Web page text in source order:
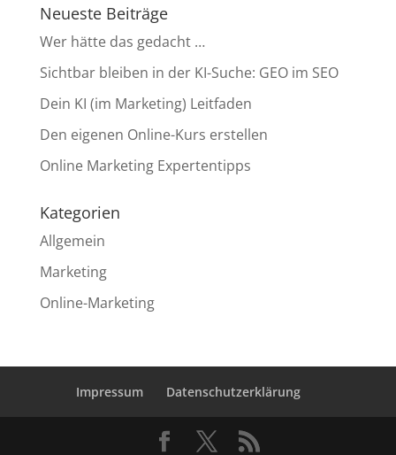
Neueste Beiträge
Wer hätte das gedacht …
Sichtbar bleiben in der KI-Suche: GEO im SEO
Dein KI (im Marketing) Leitfaden
Den eigenen Online-Kurs erstellen
Online Marketing Expertentipps
Kategorien
Allgemein
Marketing
Online-Marketing
Impressum Datenschutzerklärung